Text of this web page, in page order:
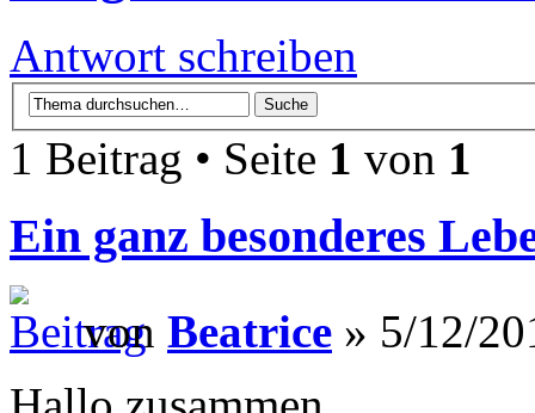
Antwort schreiben
1 Beitrag • Seite 1 von 1
Ein ganz besonderes
von Beatrice » 5/12/